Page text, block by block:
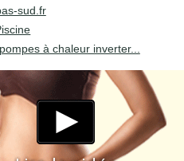
sud.fr
à chaleur inverter...